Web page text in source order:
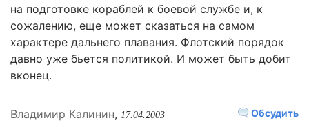
на подготовке кораблей к боевой службе и, к
сожалению, еще может сказаться на самом
характере дальнего плавания. Флотский порядок
давно уже бьется политикой. И может быть добит
вконец.
Обсудить
Владимир Калинин, 17.04.2003